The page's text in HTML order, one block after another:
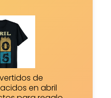
de
en abril